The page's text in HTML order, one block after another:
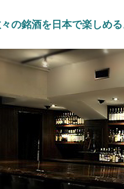
の銘酒を日本で楽しめ